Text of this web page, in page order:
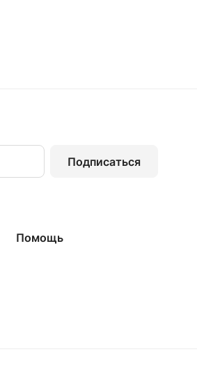
Подписаться
Помощь